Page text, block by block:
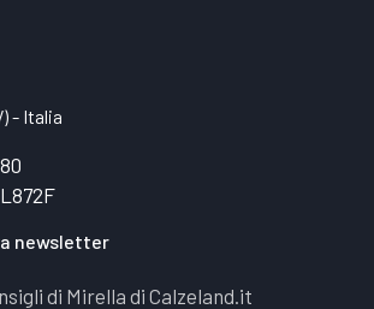
- Italia
newsletter
di Mirella di Calzeland.it